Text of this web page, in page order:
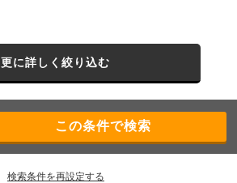
更に詳しく絞り込む
検索条件を再設定する